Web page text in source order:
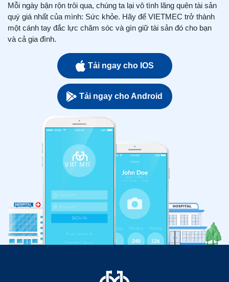
Mỗi ngày bận rộn trôi qua, chúng ta lại vô tình lãng quên tài sản
quý giá nhất của mình: Sức khỏe. Hãy để VIETMEC trở thành
một cánh tay đắc lực chăm sóc và gìn giữ tài sản đó cho bạn
và cả gia đình.
Tải ngay cho IOS
Tải ngay cho Android